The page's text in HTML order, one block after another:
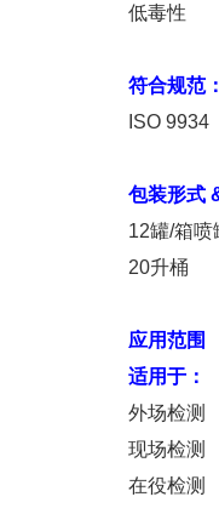
低毒性
符合规范
ISO 9934
包装形式
12罐/箱
20升桶
应用范围
适用于：
外场检测
现场检测
在役检测